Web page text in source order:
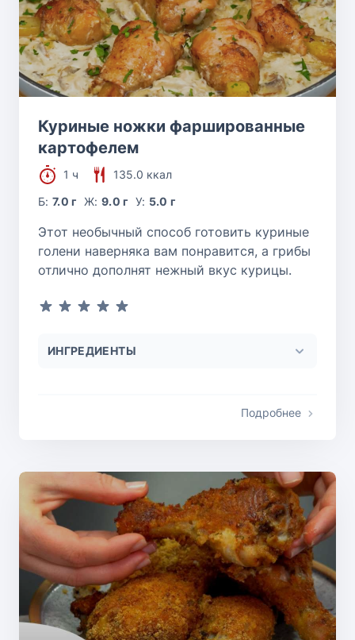
Куриные ножки фаршированные
картофелем
1 ч
135.0 ккал
Б:7.0 г Ж: 9.0 г У: 5.0 г
Этот необычный способ готовить куриные
голени наверняка вам понравится, а грибы
отлично дополнят нежный вкус курицы.
ИНГРЕДИЕНТЫ
Подробнее